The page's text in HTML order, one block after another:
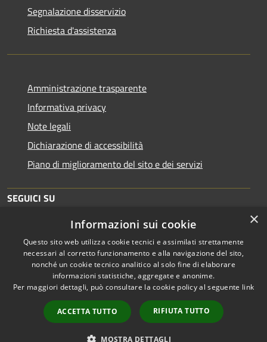
Segnalazione disservizio
Richiesta d'assistenza
Amministrazione trasparente
Informativa privacy
Note legali
Dichiarazione di accessibilità
Piano di miglioramento del sito e dei servizi
SEGUICI SU
YoutubeInstagram
RSS
Accessibilità
Copyright © 2026 • Comune di
byMunicipium
Accesso
redazione
×
Informazioni sui cookie
Questo sito web utilizza cookie tecnici e assimilati strettamente
necessari al corretto funzionamento e alla navigazione del sito,
nonché un cookie tecnico analitico al solo fine di elaborare
informazioni statistiche, aggregate e anonime.
Per maggiori dettagli, può consultare la cookie policy al seguente link
ACCETTA TUTTO RIFIUTA TUTTO
MOSTRA DETTAGLI